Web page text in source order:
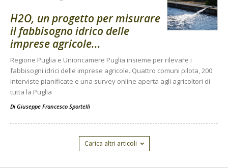
H2O, un progetto per misurare
il fabbisogno idrico delle
imprese agricole...
Regione Puglia e Unioncamere Puglia insieme per rilevare i
fabbisogni idrici delle imprese agricole. Quattro comuni pilota, 200
interviste pianificate e una survey online aperta agli agricoltori di
tutta la Puglia
Di Giuseppe Francesco Sportelli
Carica altri articoli